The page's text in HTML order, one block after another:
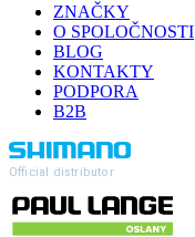
ZNAČKY
O SPOLOČNOSTI
BLOG
KONTAKTY
PODPORA
B2B
Official distributor